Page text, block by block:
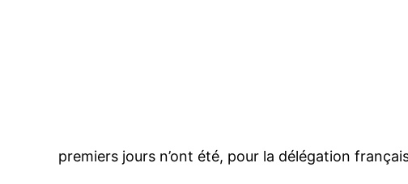
premiers jours n’ont été, pour la délégation